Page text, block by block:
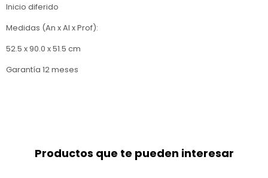
Inicio diferido
Medidas (An x Al x Prof):
52.5 x 90.0 x 51.5 cm
Garantía 12 meses
Productos que te pueden interesar